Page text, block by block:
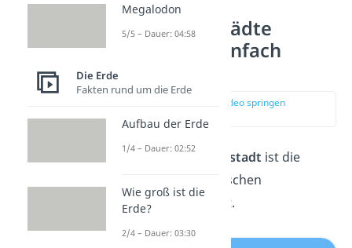
Landeshauptstädte
Deutschland einfach
erklärt
zur Stelle im Video springen
Mit einerLandeshauptstadt ist die
Hauptstadt eines deutschen
Bundeslandes
gemeint.
Megalodon
5/5 – Dauer: 04:58
Die Erde
Fakten rund um die Erde
Aufbau der Erde
1/4 – Dauer: 02:52
Wie groß ist die
Erde?
2/4 – Dauer: 03:30